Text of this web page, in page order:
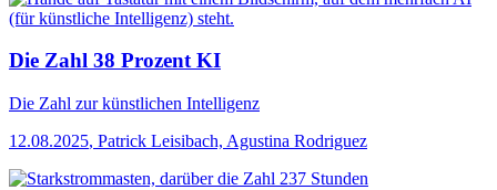
Die Zahl 38 Prozent KI
Die Zahl zur künstlichen Intelligenz
12.08.2025, Patrick Leisibach, Agustina Rodriguez